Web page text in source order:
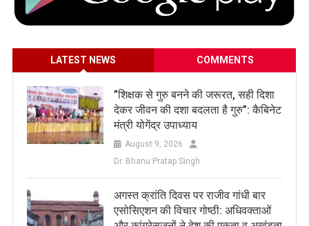
LATEST NEWS COMMENTS
​”शिक्षक से गुरु बनने की जरूरत, सही दिशा
देकर जीवन की दशा बदलता है गुरु”: कैबिनेट
मंत्री योगेंद्र उपाध्याय
August 9, 2026
Dr. Bhanu Pratap Singh
अगस्त क्रांति दिवस पर राजीव गांधी बार
एसोसिएशन की विचार गोष्ठी: अधिवक्ताओं